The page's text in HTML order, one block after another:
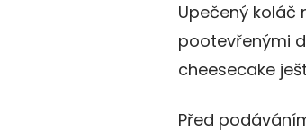
Upečený koláč
pootevřenými
cheesecake
Před